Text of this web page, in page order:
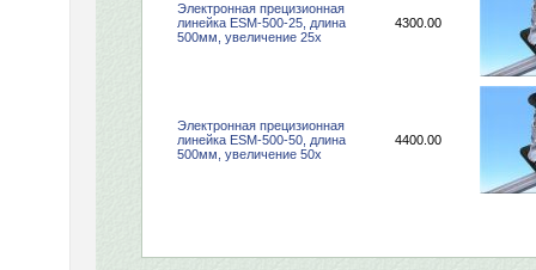
Электронная прецизионная
линейка ESM-500-25, длина
500мм, увеличение 25х
4300.00
Электронная прецизионная
линейка ESM-500-50, длина
500мм, увеличение 50х
4400.00